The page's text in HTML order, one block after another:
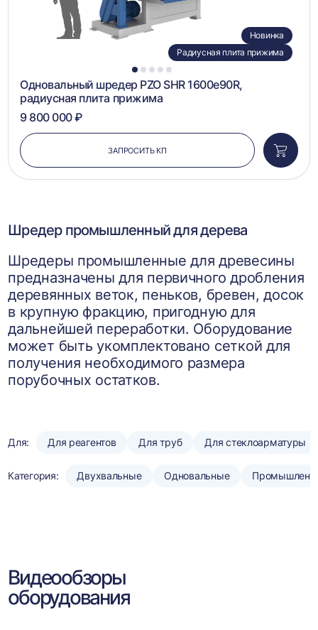
1 2 3 4 5
Новинка
Радиусная плита прижима
Одновальный шредер PZO SHR 1600e90R,
радиусная плита прижима
9 800 000 ₽
ЗАПРОСИТЬ КП
в
Шредер промышленный для дерева
Шредеры промышленные для древесины
предназначены для первичного дробления
деревянных веток, пеньков, бревен, досок
в крупную фракцию, пригодную для
дальнейшей переработки. Оборудование
может быть укомплектовано сеткой для
получения необходимого размера
порубочных остатков.
Для: Для реагентов Для труб Для стеклоарматуры
Категория: Двухвальные Одновальные
Видеообзоры
оборудования